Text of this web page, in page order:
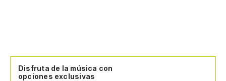
Disfruta de la música con
opciones exclusivas